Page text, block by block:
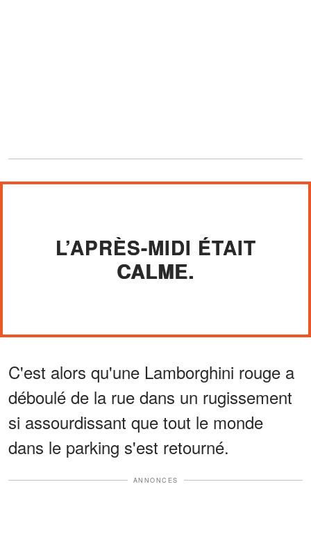
L’APRÈS-MIDI ÉTAIT
CALME.
C'est alors qu'une Lamborghini rouge a
déboulé de la rue dans un rugissement
si assourdissant que tout le monde
dans le parking s'est retourné.
ANNONCES